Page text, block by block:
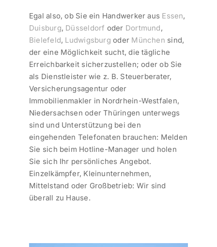
Egal also, ob Sie ein Handwerker aus Essen,
Duisburg, Düsseldorf oder Dortmund,
Bielefeld, Ludwigsburg oder München sind,
der eine Möglichkeit sucht, die tägliche
Erreichbarkeit sicherzustellen; oder ob Sie
als Dienstleister wie z. B. Steuerberater,
Versicherungsagentur oder
Immobilienmakler in Nordrhein-Westfalen,
Niedersachsen oder Thüringen unterwegs
sind und Unterstützung bei den
eingehenden Telefonaten brauchen: Melden
Sie sich beim Hotline-Manager und holen
Sie sich Ihr persönliches Angebot.
Einzelkämpfer, Kleinunternehmen,
Mittelstand oder Großbetrieb: Wir sind
überall zu Hause.